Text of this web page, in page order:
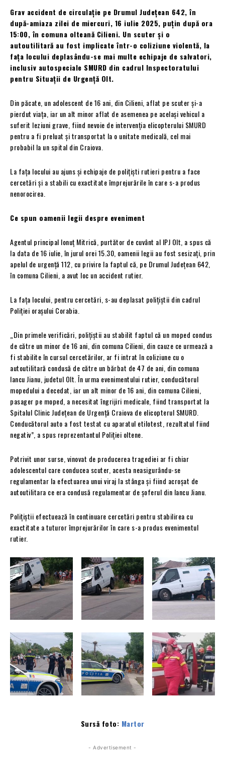
Grav accident de circulație pe Drumul Județean 642, în
după-amiaza zilei de miercuri, 16 iulie 2025, puțin după ora
15:00, în comuna olteană Cilieni. Un scuter și o
autoutilitară au fost implicate într-o coliziune violentă, la
fața locului deplasându-se mai multe echipaje de salvatori,
inclusiv autospeciale SMURD din cadrul Inspectoratului
pentru Situații de Urgență Olt.
Din păcate, un adolescent de 16 ani, din Cilieni, aflat pe scuter și-a
pierdut viața, iar un alt minor aflat de asemenea pe același vehicul a
suferit leziuni grave, fiind nevoie de intervenția elicopterului SMURD
pentru a fi preluat și transportat la o unitate medicală, cel mai
probabil la un spital din Craiova.
La fața locului au ajuns și echipaje de polițiști rutieri pentru a face
cercetări și a stabili cu exactitate împrejurările în care s-a produs
nenorocirea.
Ce spun oamenii legii despre eveniment
Agentul principal Ionuț Mitrică, purtător de cuvânt al IPJ Olt, a spus că
la data de 16 iulie, în jurul orei 15.30, oamenii legii au fost sesizați, prin
apelul de urgență 112, cu privire la faptul că, pe Drumul Județean 642,
în comuna Cilieni, a avut loc un accident rutier.
La fața locului, pentru cercetări, s-au deplasat polițiștii din cadrul
Poliției orașului Corabia.
„Din primele verificări, polițiștii au stabilit faptul că un moped condus
de către un minor de 16 ani, din comuna Cilieni, din cauze ce urmează a
fi stabilite în cursul cercetărilor, ar fi intrat în coliziune cu o
autoutilitară condusă de către un bărbat de 47 de ani, din comuna
Iancu Jianu, judetul Olt. În urma evenimentului rutier, conducătorul
mopedului a decedat, iar un alt minor de 16 ani, din comuna Cilieni,
pasager pe moped, a necesitat îngrijiri medicale, fiind transportat la
Spitalul Clinic Județean de Urgență Craiova de elicopterul SMURD.
Conducătorul auto a fost testat cu aparatul etilotest, rezultatul fiind
negativ”, a spus reprezentantul Poliției oltene.
Potrivit unor surse, vinovat de producerea tragediei ar fi chiar
adolescentul care conducea scuter, acesta neasigurându-se
regulamentar la efectuarea unui viraj la stânga și fiind acroșat de
autoutilitara ce era condusă regulamentar de șoferul din Iancu Jianu.
Polițiștii efectuează în continuare cercetări pentru stabilirea cu
exactitate a tuturor împrejurărilor în care s-a produs evenimentul
rutier.
Sursă foto: Martor
- Advertisement -